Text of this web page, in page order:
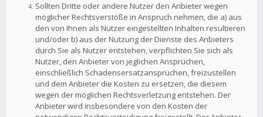
Sollten Dritte oder andere Nutzer den Anbieter wegen
möglicher Rechtsverstöße in Anspruch nehmen, die a) aus
den von Ihnen als Nutzer eingestellten Inhalten resultieren
und/oder b) aus der Nutzung der Dienste des Anbieters
durch Sie als Nutzer entstehen, verpflichten Sie sich als
Nutzer, den Anbieter von jeglichen Ansprüchen,
einschließlich Schadensersatzansprüchen, freizustellen
und dem Anbieter die Kosten zu ersetzen, die diesem
wegen der möglichen Rechtsverletzung entstehen. Der
Anbieter wird insbesondere von den Kosten der